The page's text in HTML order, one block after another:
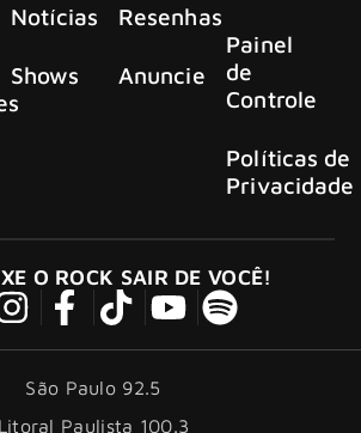
Notícias
Shows
Resenhas
Anuncie
Painel
de
Controle
Políticas de
Privacidade
O ROCK SAIR DE VOCÊ!
São Paulo 92.5
Litoral Paulista 100.3